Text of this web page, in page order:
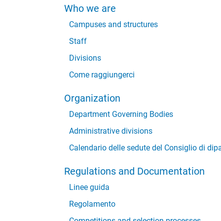
Who we are
Campuses and structures
Staff
Divisions
Come raggiungerci
Organization
Department Governing Bodies
Administrative divisions
Calendario delle sedute del Consiglio di
Regulations and Documentation
Linee guida
Regolamento